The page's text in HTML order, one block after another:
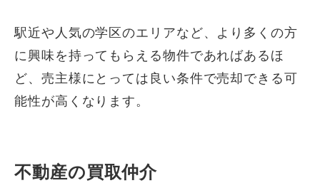
駅近や人気の学区のエリアなど、より多くの方
に興味を持ってもらえる物件であればあるほ
ど、売主様にとっては良い条件で売却できる可
能性が高くなります。
不動産の買取仲介